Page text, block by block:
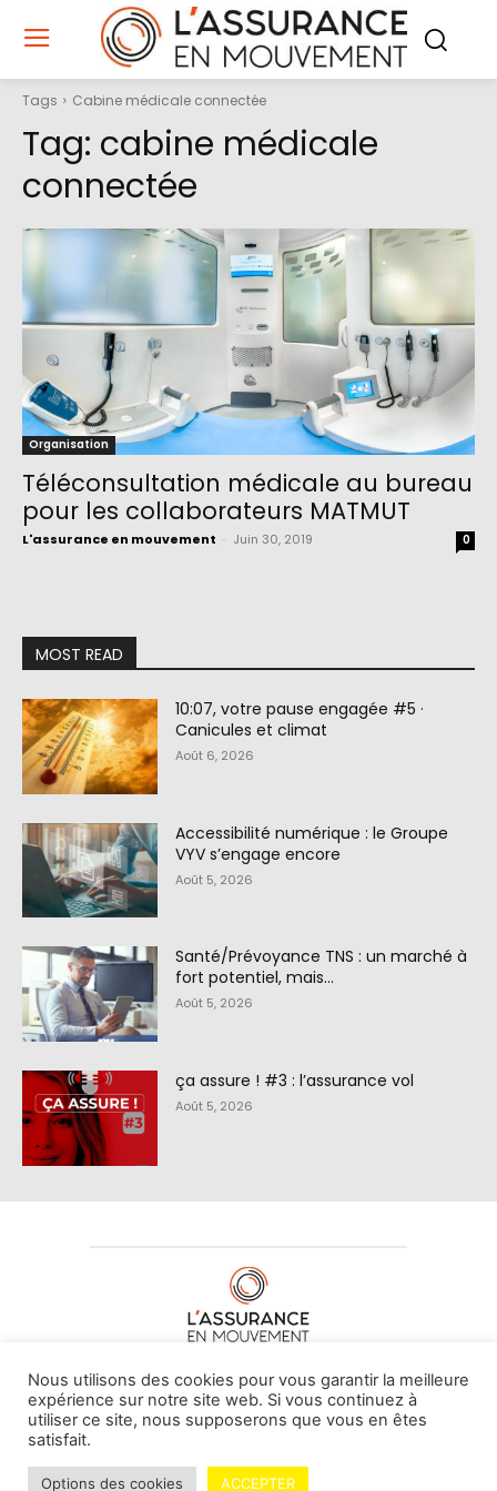
Tags Cabine médicale connectée
Tag: cabine médicale
connectée
Organisation
Téléconsultation médicale au bureau
pour les collaborateurs MATMUT
L'assurance en mouvement Juin 30, 2019 0
MOST READ
10:07, votre pause engagée #5 ·
Canicules et climat
Août 6, 2026
Accessibilité numérique : le Groupe
VYV s’engage encore
Août 5, 2026
Santé/Prévoyance TNS : un marché à
fort potentiel, mais…
Août 5, 2026
ça assure ! #3 : l’assurance vol
Août 5, 2026
À PROPOS DE NOUS•CONTACT
© L'assurance en mouvement -By Vovoxx Média
Nous utilisons des cookies pour vous garantir la meilleure
expérience sur notre site web. Si vous continuez à
utiliser ce site, nous supposerons que vous en êtes
satisfait.
Options des cookies ACCEPTER